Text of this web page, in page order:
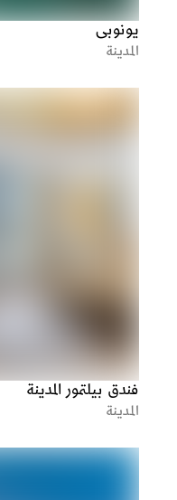
يونوبي
المدينة
فندق بيلتمور المدينة
المدينة